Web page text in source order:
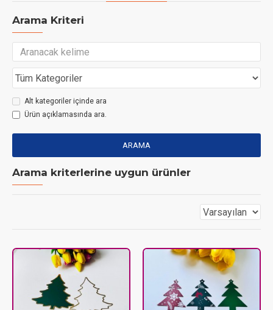
Arama Kriteri
Alt kategoriler içinde ara
Ürün açıklamasında ara.
ARAMA
Arama kriterlerine uygun ürünler